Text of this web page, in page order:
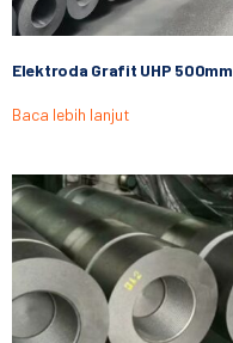
Elektroda Grafit UHP 500mm
Baca lebih lanjut